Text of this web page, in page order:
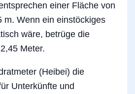
einer Fläche von
m. Wenn ein einstöckiges
wäre, betrüge die
Meter.
(Heibei) die
Unterkünfte und